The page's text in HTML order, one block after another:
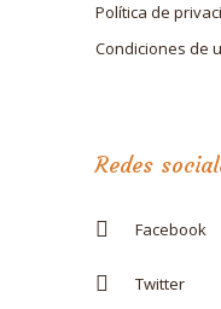
Política de
Condiciones de
Redes
Facebook
Twitter